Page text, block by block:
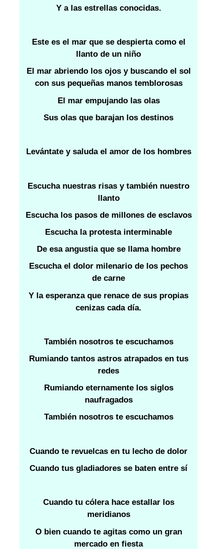
Y a las estrellas conocidas.
Este es el mar que se despierta como el
llanto de un niño
El mar abriendo los ojos y buscando el sol
con sus pequeñas manos temblorosas
El mar empujando las olas
Sus olas que barajan los destinos
Levántate y saluda el amor de los hombres
Escucha nuestras risas y también nuestro
llanto
Escucha los pasos de millones de esclavos
Escucha la protesta interminable
De esa angustia que se llama hombre
Escucha el dolor milenario de los pechos
de carne
Y la esperanza que renace de sus propias
cenizas cada día.
También nosotros te escuchamos
Rumiando tantos astros atrapados en tus
redes
Rumiando eternamente los siglos
naufragados
También nosotros te escuchamos
Cuando te revuelcas en tu lecho de dolor
Cuando tus gladiadores se baten entre sí
Cuando tu cólera hace estallar los
meridianos
O bien cuando te agitas como un gran
mercado en fiesta